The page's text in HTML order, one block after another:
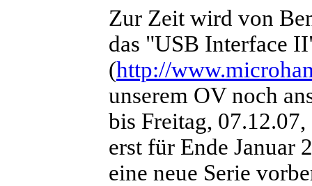
Zur Zeit wird von
das "USB Interface
(http://
unserem OV noch
bis Freitag,
erst für Ende Januar
eine neue Serie